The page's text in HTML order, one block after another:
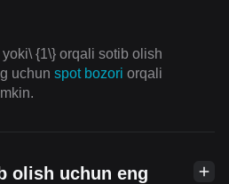
yoki\ {1\} orqali sotib olish
uchun spot bozori orqali
olish uchun eng